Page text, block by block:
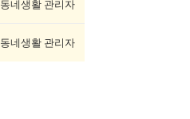
동네생활 관리자
동네생활 관리자